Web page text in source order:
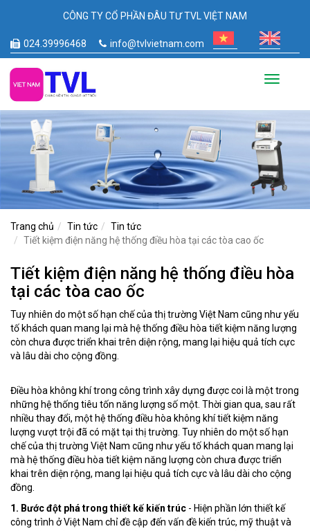
CÔNG TY CỔ PHẦN ĐÂU TƯ TVL VIỆT NAM
024.39996468 info@tvlvietnam.com
Toggle
Trang chủ Tin tức
Tin tức
Tiết kiệm điện năng hệ thống điều hòa tại các tòa cao ốc
Tiết kiệm điện năng hệ thống điều hòa
tại các tòa cao ốc
Tuy nhiên do một số hạn chế của thị trường Việt Nam cũng như yếu
tố khách quan mang lại mà hệ thống điều hòa tiết kiệm năng lượng
còn chưa được triển khai trên diện rộng, mang lại hiệu quả tích cực
và lâu dài cho cộng đồng.
Điều hòa không khí trong công trình xây dựng được coi là một trong
những hệ thống tiêu tốn năng lượng số một. Thời gian qua, sau rất
nhiều thay đổi, một hệ thống điều hòa không khí tiết kiệm năng
lượng vượt trội đã có mặt tại thị trường. Tuy nhiên do một số hạn
chế của thị trường Việt Nam cũng như yếu tố khách quan mang lại
mà hệ thống điều hòa tiết kiệm năng lượng còn chưa được triển
khai trên diện rộng, mang lại hiệu quả tích cực và lâu dài cho cộng
đồng.
1. Bước đột phá trong thiết kế kiến trúc - Hiện phần lớn thiết kế
công trình ở Việt Nam chỉ đề cập đến vấn đề kiến trúc, mỹ thuật và